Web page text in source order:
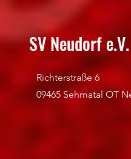
SV Neudorf e.V.
Richterstraße 6
09465 Sehmatal OT